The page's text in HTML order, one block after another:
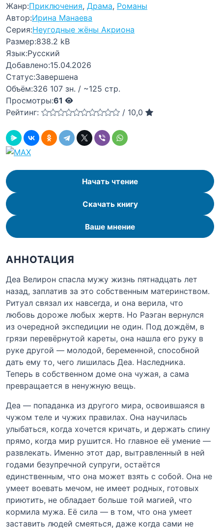
Жанр:Приключения, Драма, Романы
Автор:Ирина Манаева
Серия:Неугодные жёны Акриона
Размер:838.2 kB
Язык:Русский
Добавлено:15.04.2026
Статус:Завершена
Объём:326 107 зн. / ~125 стр.
Просмотры:61
Рейтинг:
/ 10,0
Начать чтение
Скачать книгу
Ваше мнение
АННОТАЦИЯ
Деа Велирон спасла мужу жизнь пятнадцать лет
назад, заплатив за это собственным материнством.
Ритуал связал их навсегда, и она верила, что
любовь дороже любых жертв. Но Раэган вернулся
из очередной экспедиции не один. Под дождём, в
грязи перевёрнутой кареты, она нашла его руку в
руке другой — молодой, беременной, способной
дать ему то, чего лишилась Деа. Наследника.
Теперь в собственном доме она чужая, а сама
превращается в ненужную вещь.
Деа — попаданка из другого мира, освоившаяся в
чужом теле и чужих правилах. Она научилась
улыбаться, когда хочется кричать, и держать спину
прямо, когда мир рушится. Но главное её умение —
развлекать. Именно этот дар, вытравленный в ней
годами безупречной супруги, остаётся
единственным, что она может взять с собой. Она не
умеет воевать мечом, не имеет родных, готовых
приютить, не обладает больше той магией, что
кормила мужа. Её сила — в том, что она умеет
заставить людей смеяться, даже когда сами не